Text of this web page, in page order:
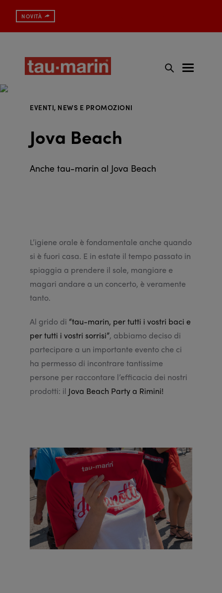
NOVITÀ
EVENTI, NEWS E PROMOZIONI
Jova Beach
Anche tau-marin al Jova Beach
L’igiene orale è fondamentale anche quando
si è fuori casa. E in estate il tempo passato in
spiaggia a prendere il sole, mangiare e
magari andare a un concerto, è veramente
tanto.
Al grido di “tau-marin, per tutti i vostri baci e
per tutti i vostri sorrisi”, abbiamo deciso di
partecipare a un importante evento che ci
ha permesso di incontrare tantissime
persone per raccontare l’efficacia dei nostri
prodotti: il Jova Beach Party a Rimini!